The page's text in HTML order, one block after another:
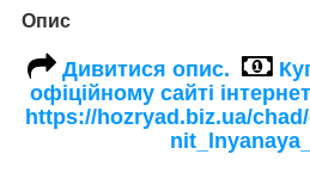
Опис
Дивитися опис.
офіційному сайті
https://hozryad.biz.ua/